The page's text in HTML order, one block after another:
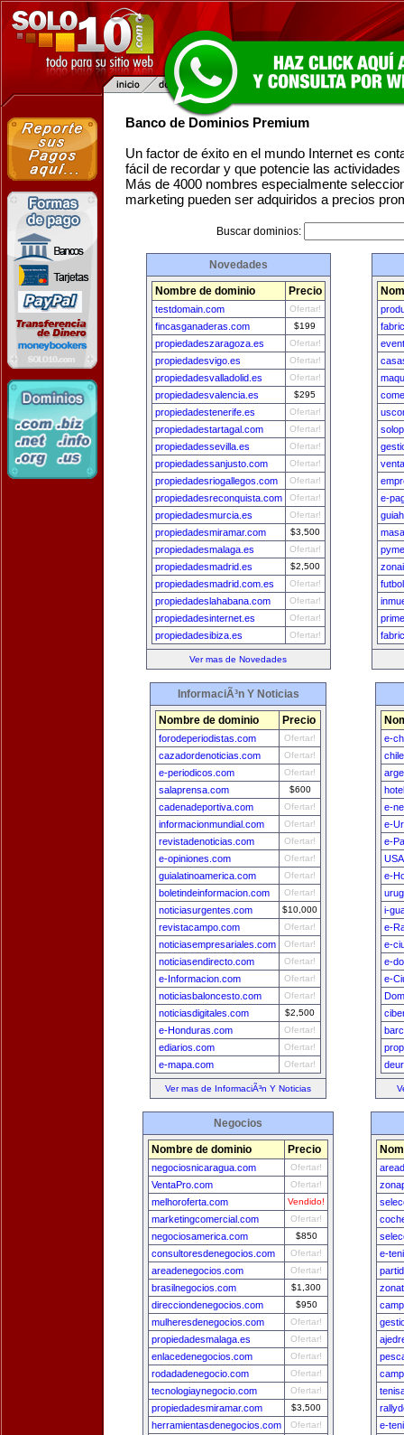
Banco de Dominios Premium
Un factor de éxito en el mundo Internet es
fácil de recordar y que potencie las
Más de 4000 nombres especialmente
marketing pueden ser adquiridos a precios
Buscar dominios:
Novedades
Nombre de dominio Precio
testdomain.com Ofertar!
fincasganaderas.com $199
propiedadeszaragoza.es Ofertar!
propiedadesvigo.es Ofertar!
propiedadesvalladolid.es Ofertar!
propiedadesvalencia.es $295
propiedadestenerife.es Ofertar!
propiedadestartagal.com Ofertar!
propiedadessevilla.es Ofertar!
propiedadessanjusto.com Ofertar!
propiedadesriogallegos.com Ofertar!
propiedadesreconquista.com Ofertar!
propiedadesmurcia.es Ofertar!
propiedadesmiramar.com $3,500
propiedadesmalaga.es Ofertar!
propiedadesmadrid.es $2,500
propiedadesmadrid.com.es Ofertar!
propiedadeslahabana.com Ofertar!
propiedadesinternet.es Ofertar!
propiedadesibiza.es Ofertar!
Ver mas de Novedades
e-
InformaciÃ³n Y Noticias
Nombre de dominio Precio
forodeperiodistas.com Ofertar!
cazadordenoticias.com Ofertar!
e-periodicos.com Ofertar!
salaprensa.com $600
cadenadeportiva.com Ofertar!
informacionmundial.com Ofertar!
revistadenoticias.com Ofertar!
e-opiniones.com Ofertar!
guialatinoamerica.com Ofertar!
boletindeinformacion.com Ofertar!
noticiasurgentes.com $10,000
revistacampo.com Ofertar!
noticiasempresariales.com Ofertar!
noticiasendirecto.com Ofertar!
e-Informacion.com Ofertar!
noticiasbaloncesto.com Ofertar!
noticiasdigitales.com $2,500
e-Honduras.com Ofertar!
ediarios.com Ofertar!
e-mapa.com Ofertar!
Ver mas de InformaciÃ³n Y Noticias
e-
e-
e-
e-
e-
i-
e-
e-
e-
e-
Negocios
Nombre de dominio Precio
negociosnicaragua.com Ofertar!
VentaPro.com Ofertar!
melhoroferta.com Vendido!
marketingcomercial.com Ofertar!
negociosamerica.com $850
consultoresdenegocios.com Ofertar!
areadenegocios.com Ofertar!
brasilnegocios.com $1,300
direcciondenegocios.com $950
mulheresdenegocios.com Ofertar!
propiedadesmalaga.es Ofertar!
enlacedenegocios.com Ofertar!
rodadadenegocio.com Ofertar!
tecnologiaynegocio.com Ofertar!
propiedadesmiramar.com $3,500
herramientasdenegocios.com Ofertar!
e-
e-